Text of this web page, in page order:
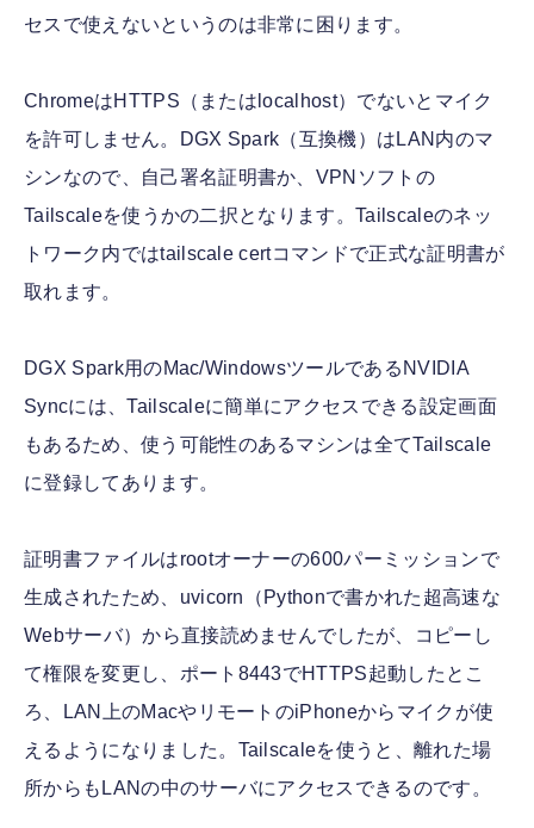
セスで使えないというのは非常に困ります。
ChromeはHTTPS（またはlocalhost）でないとマイク
を許可しません。DGX Spark（互換機）はLAN内のマ
シンなので、自己署名証明書か、VPNソフトの
Tailscaleを使うかの二択となります。Tailscaleのネッ
トワーク内ではtailscale certコマンドで正式な証明書が
取れます。
DGX Spark用のMac/WindowsツールであるNVIDIA
Syncには、Tailscaleに簡単にアクセスできる設定画面
もあるため、使う可能性のあるマシンは全てTailscale
に登録してあります。
証明書ファイルはrootオーナーの600パーミッションで
生成されたため、uvicorn（Pythonで書かれた超高速な
Webサーバ）から直接読めませんでしたが、コピーし
て権限を変更し、ポート8443でHTTPS起動したとこ
ろ、LAN上のMacやリモートのiPhoneからマイクが使
えるようになりました。Tailscaleを使うと、離れた場
所からもLANの中のサーバにアクセスできるのです。